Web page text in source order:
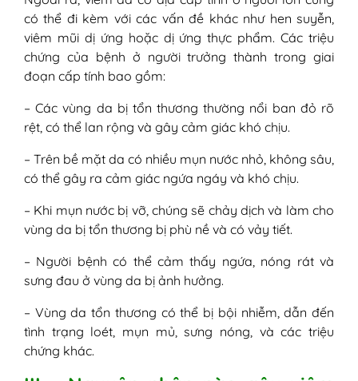
có thể đi kèm với các vấn đề khác như hen suyễn,
viêm mũi dị ứng hoặc dị ứng thực phẩm. Các triệu
chứng của bệnh ở người trưởng thành trong giai
đoạn cấp tính bao gồm:
– Các vùng da bị tổn thương thường nổi ban đỏ rõ
rệt, có thể lan rộng và gây cảm giác khó chịu.
– Trên bề mặt da có nhiều mụn nước nhỏ, không sâu,
có thể gây ra cảm giác ngứa ngáy và khó chịu.
– Khi mụn nước bị vỡ, chúng sẽ chảy dịch và làm cho
vùng da bị tổn thương bị phù nề và có vảy tiết.
– Người bệnh có thể cảm thấy ngứa, nóng rát và
sưng đau ở vùng da bị ảnh hưởng.
– Vùng da tổn thương có thể bị bội nhiễm, dẫn đến
tình trạng loét, mụn mủ, sưng nóng, và các triệu
chứng khác.